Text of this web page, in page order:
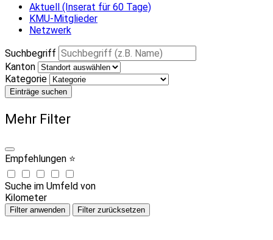
Aktuell (Inserat für 60 Tage)
KMU-Mitglieder
Netzwerk
Suchbegriff
Kanton
Kategorie
Einträge suchen
Mehr Filter
Empfehlungen ⭐
Suche im Umfeld von
Kilometer
Filter anwenden Filter zurücksetzen